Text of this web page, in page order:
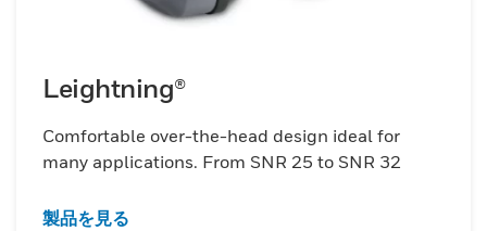
Leightning®
Comfortable over-the-head design ideal for
many applications. From SNR 25 to SNR 32
製品を見る